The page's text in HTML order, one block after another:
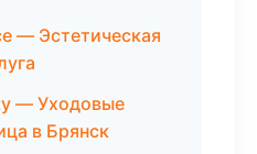
— Эстетическая
— Уходовые
в Брянск